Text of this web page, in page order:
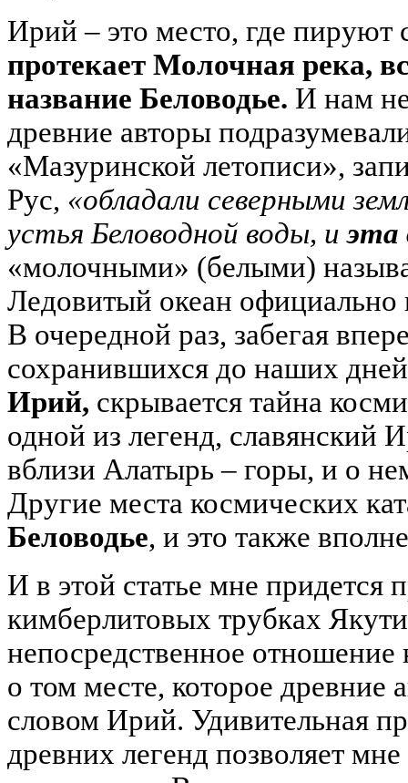
Ирий – это место, где пируют
протекает Молочная река,
название Беловодье. И нам
древние авторы
«Мазуринской летописи»,
Рус, «обладали северными
устья Беловодной воды, иэта
«молочными» (белыми)
Ледовитый океан официально
В очередной раз, забегая
сохранившихся до наших
Ирий, скрывается тайна
одной из легенд, славянский
вблизи Алатырь – горы, и о
Другие места космических
Беловодье, и это также
И в этой статье мне придется
кимберлитовых трубках
непосредственное отношение
о том месте, которое древние
словом Ирий. Удивительная
древних легенд позволяет